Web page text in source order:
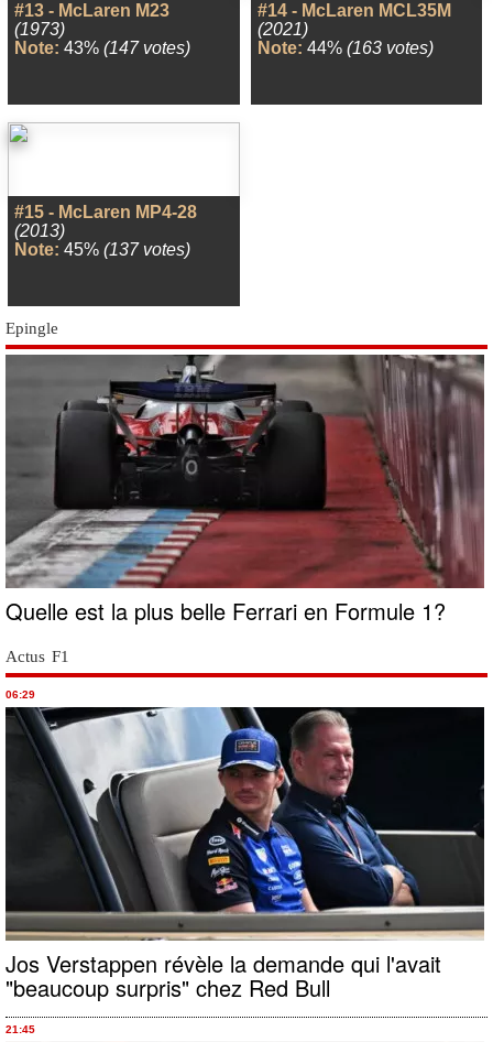
#13 - McLaren M23
(1973)
Note: 43% (147 votes)
#14 - McLaren MCL35M
(2021)
Note: 44% (163 votes)
#15 - McLaren MP4-28
(2013)
Note: 45% (137 votes)
Epingle
Quelle est la plus belle Ferrari en Formule 1?
Actus F1
06:29
Jos Verstappen révèle la demande qui l'avait
"beaucoup surpris" chez Red Bull
21:45